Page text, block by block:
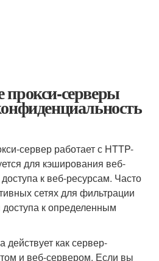
серверы
сервер работает с HTTP-
для кэширования веб-
к веб-ресурсам. Часто
сетях для фильтрации
доступа к определенным
действует как сервер-
и веб-сервером. Если вы